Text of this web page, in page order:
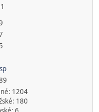
1204
180